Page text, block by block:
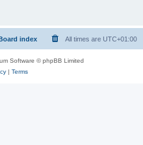
Board index All times are UTC+01:00
Software © phpBB Limited
| Terms